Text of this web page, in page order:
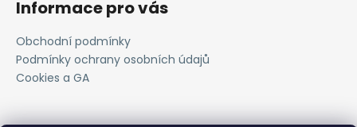
Informace pro vás
Obchodní podmínky
Podmínky ochrany osobních údajů
Cookies a GA